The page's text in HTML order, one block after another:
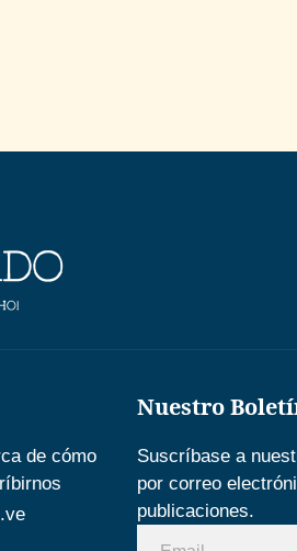
de cómo
Nuestro
Suscríbase a
por correo
publicaciones.